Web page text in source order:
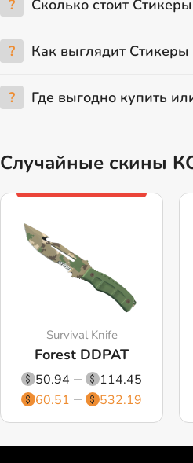
? Сколько стоит
? Как выглядит
? Где выгодно купить
Случайные скины
Survival Knife
Forest DDPAT
50.94
114.45
60.51
532.19